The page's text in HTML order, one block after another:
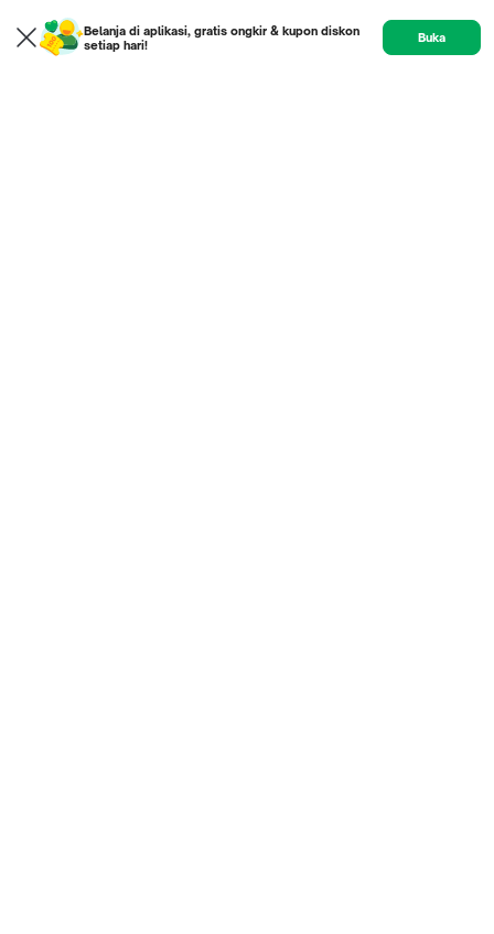
Belanja di aplikasi, gratis ongkir & kupon diskon
setiap hari!
Buka